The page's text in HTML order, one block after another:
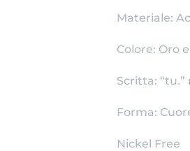
Materiale:
Colore: Oro
Scritta: “tu.”
Forma:
Nickel Free